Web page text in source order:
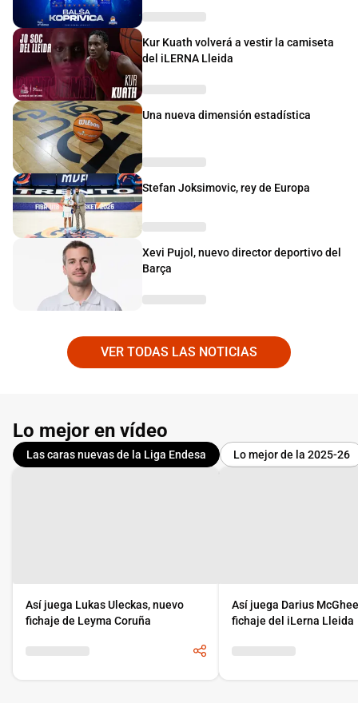
Kur Kuath volverá a vestir la camiseta
del iLERNA Lleida
Una nueva dimensión estadística
Stefan Joksimovic, rey de Europa
Xevi Pujol, nuevo director deportivo del
Barça
VER TODAS LAS NOTICIAS
Lo mejor en vídeo
Las caras nuevas de la Liga Endesa Lo mejor de la 2025-26
Así juega Lukas Uleckas, nuevo
fichaje de Leyma Coruña
Así juega Darius
fichaje del iLerna Lleida